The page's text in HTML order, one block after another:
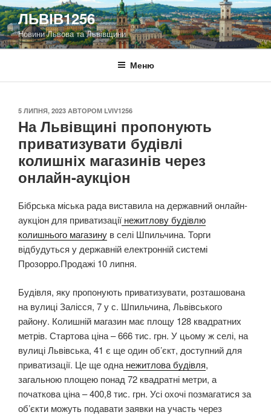
Перейти
до
вмісту
ЛЬВІВ1256
Новини Львова та Львівщини
Меню
ОПУБЛІКОВАНО
5 ЛИПНЯ, 2023 АВТОРОМ LVIV1256
На Львівщині пропонують
приватизувати будівлі
колишніх магазинів через
онлайн-аукціон
Бібрська міська рада виставила на державний онлайн-
аукціон для приватизації нежитлову будівлю
колишнього магазину в селі Шпильчина. Торги
відбудуться у державній електронній системі
Прозорро.Продажі 10 липня.
Будівля, яку пропонують приватизувати, розташована
на вулиці Залісся, 7 у с. Шпильчина, Львівського
району. Колишній магазин має площу 128 квадратних
метрів. Стартова ціна – 666 тис. грн. У цьому ж селі, на
вулиці Львівська, 41 є ще один об’єкт, доступний для
приватизації. Це ще одна нежитлова будівля,
загальною площею понад 72 квадратні метри, а
початкова ціна – 400,8 тис. грн. Усі охочі позмагатися за
обʼєкти можуть подавати заявки на участь через